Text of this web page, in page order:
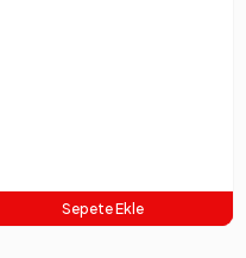
Sepete Ekle